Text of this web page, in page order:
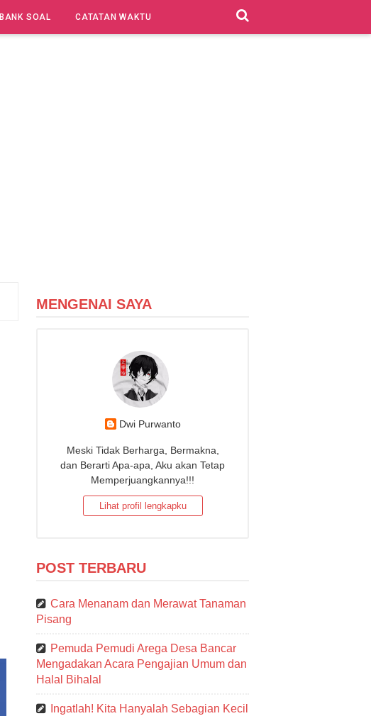
BANK SOAL CATATAN WAKTU
MENGENAI SAYA
Dwi Purwanto
Meski Tidak Berharga, Bermakna,
dan Berarti Apa-apa, Aku akan Tetap
Memperjuangkannya!!!
Lihat profil lengkapku
POST TERBARU
Cara Menanam dan Merawat Tanaman
Pisang
Pemuda Pemudi Arega Desa Bancar
Mengadakan Acara Pengajian Umum dan
Halal Bihalal
Ingatlah! Kita Hanyalah Sebagian Kecil